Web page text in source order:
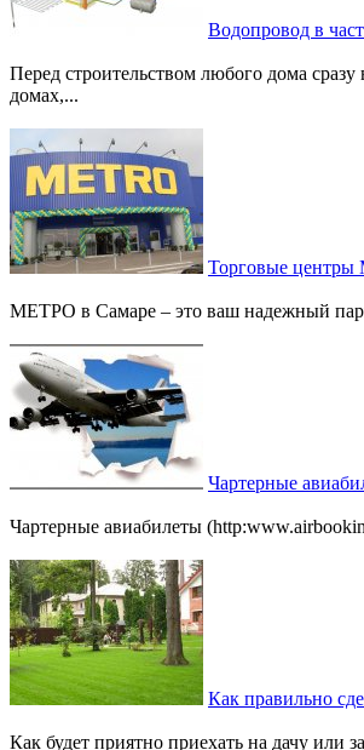
Водопровод в
Перед строительством любого дома
домах,...
Торговые центры
МЕТРО в Самаре – это ваш надежный
Чартерные
Чартерные авиабилеты
Как правильно
Как будет приятно приехать на дачу или